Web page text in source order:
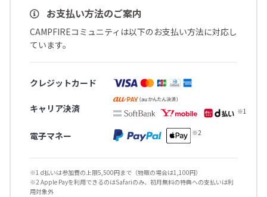
お支払い方法のご案内
CAMPFIREコミュニティは以下のお支払い方法に対応し
ています。
クレジットカード
キャリア決済
電子マネー
※1 d払いは参加費の上限5,500円まで（物販の場合は1,100円）
※2 Apple Payを利用できるのはSafariのみ、初月無料の特典への支払いは利
用対象外